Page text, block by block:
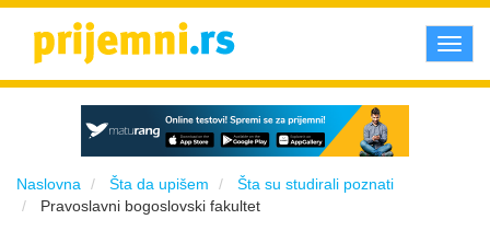
Naslovna Šta da upišem
Šta su studirali poznati
Pravoslavni bogoslovski fakultet